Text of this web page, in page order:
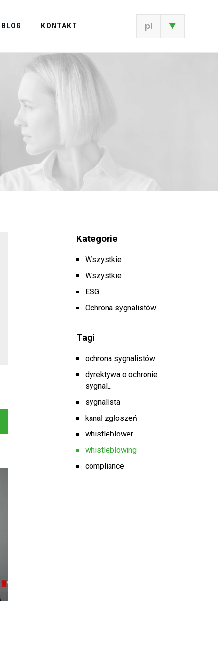
BLOG KONTAKT pl
Kategorie
Wszystkie
Wszystkie
ESG
Ochrona sygnalistów
Tagi
ochrona sygnalistów
dyrektywa o ochronie
sygnal...
sygnalista
kanał zgłoszeń
whistleblower
whistleblowing
compliance